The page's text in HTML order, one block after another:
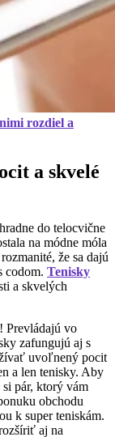
rozdiel a
a skvelé
do telocvične
na módne móla
že sa dajú
codom. Tenisky
a skvelých
Prevládajú vo
zafungujú aj s
uvoľnený pocit
a len tenisky. Aby
pár, ktorý vám
obchodu
k super teniskám.
aj na